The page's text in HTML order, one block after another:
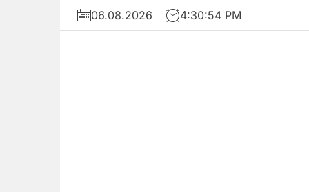
Skip
06.08.2026 4:30:55 PM